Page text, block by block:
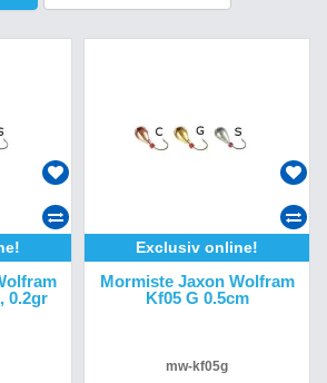
0.2gr
Exclusiv online!
Mormiste Jaxon Wolfram
Kf05 G 0.5cm
mw-kf05g